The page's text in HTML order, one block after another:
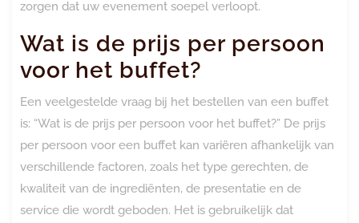
zorgen dat uw evenement soepel verloopt.
Wat is de prijs per persoon
voor het buffet?
Een veelgestelde vraag bij het bestellen van een buffet
is: “Wat is de prijs per persoon voor het buffet?” De prijs
per persoon voor een buffet kan variëren afhankelijk van
verschillende factoren, zoals het type gerechten, de
kwaliteit van de ingrediënten, de presentatie en de
service die wordt geboden. Het is gebruikelijk dat